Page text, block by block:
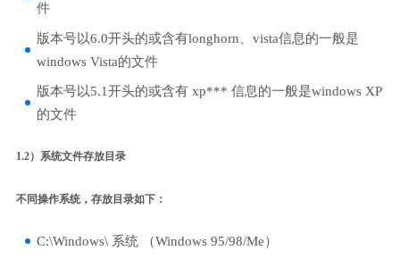
件
版本号以6.0开头的或含有longhorn、vista信息的一般是
windows Vista的文件
版本号以5.1开头的或含有 xp*** 信息的一般是windows XP
的文件
1.2）系统文件存放目录
不同操作系统，存放目录如下：
C:\Windows\ 系统 （Windows 95/98/Me）